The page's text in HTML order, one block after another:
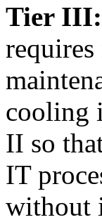
Tier III:
cooling
II so
IT
without